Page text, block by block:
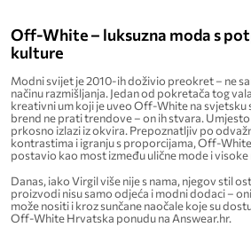
Off-White – luksuzna moda s
kulture
Modni svijet je 2010-ih doživio preokret – ne
načinu razmišljanja. Jedan od pokretača tog
kreativni um koji je uveo Off-White na svjetsku
brend ne prati trendove – on ih stvara.
prkosno izlazi iz okvira. Prepoznatljiv po
kontrastima i igranju s proporcijama, Off-
postavio kao most između ulične mode i
Danas, iako Virgil više nije s nama, njegov stil
proizvodi nisu samo odjeća i modni dodaci –
može nositi i kroz sunčane naočale koje su
Off-White Hrvatska ponudu na Answear.hr.